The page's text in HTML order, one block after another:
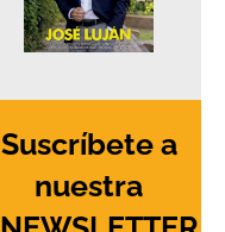
Suscríbete a
nuestra